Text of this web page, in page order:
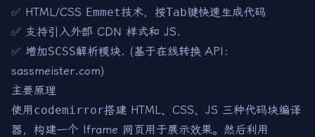
✅ HTML/CSS Emmet技术，按Tab键快速生成代码
✅ 支持引入外部 CDN 样式和 JS.
✅ 增加SCSS解析模块. (基于在线转换 API：
sassmeister.com)
主要原理
使用 codemirror搭建 HTML、CSS、JS 三种代码块编译
器，构建一个 Iframe 网页用于展示效果。然后利用